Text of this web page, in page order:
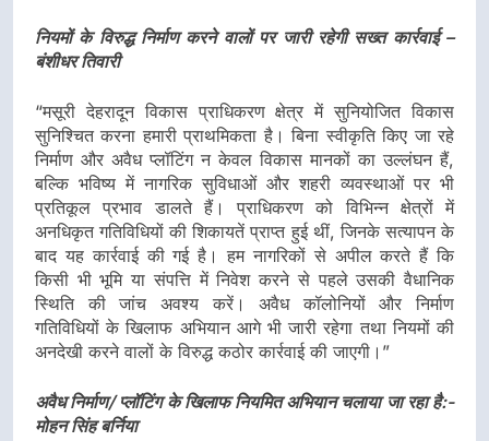
नियमों के विरुद्ध निर्माण करने वालों पर जारी रहेगी सख्त कार्रवाई –
बंशीधर तिवारी
“मसूरी देहरादून विकास प्राधिकरण क्षेत्र में सुनियोजित विकास
सुनिश्चित करना हमारी प्राथमिकता है। बिना स्वीकृति किए जा रहे
निर्माण और अवैध प्लॉटिंग न केवल विकास मानकों का उल्लंघन हैं,
बल्कि भविष्य में नागरिक सुविधाओं और शहरी व्यवस्थाओं पर भी
प्रतिकूल प्रभाव डालते हैं। प्राधिकरण को विभिन्न क्षेत्रों में
अनधिकृत गतिविधियों की शिकायतें प्राप्त हुई थीं, जिनके सत्यापन के
बाद यह कार्रवाई की गई है। हम नागरिकों से अपील करते हैं कि
किसी भी भूमि या संपत्ति में निवेश करने से पहले उसकी वैधानिक
स्थिति की जांच अवश्य करें। अवैध कॉलोनियों और निर्माण
गतिविधियों के खिलाफ अभियान आगे भी जारी रहेगा तथा नियमों की
अनदेखी करने वालों के विरुद्ध कठोर कार्रवाई की जाएगी।”
अवैध निर्माण/ प्लॉटिंग के खिलाफ नियमित अभियान चलाया जा रहा है:-
मोहन सिंह बर्निया